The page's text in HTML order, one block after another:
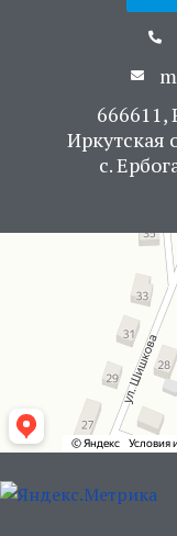
666611,
Иркутская
с.
Советская улица, 13А —